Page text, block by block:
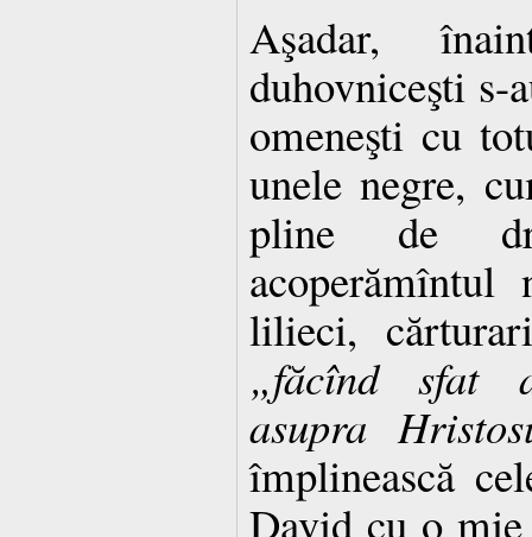
Aşadar,
duhovniceşti s-
omeneşti cu
unele negre,
pline de
lilieci,
„făcînd sfat
asupra
împlinească
David cu o